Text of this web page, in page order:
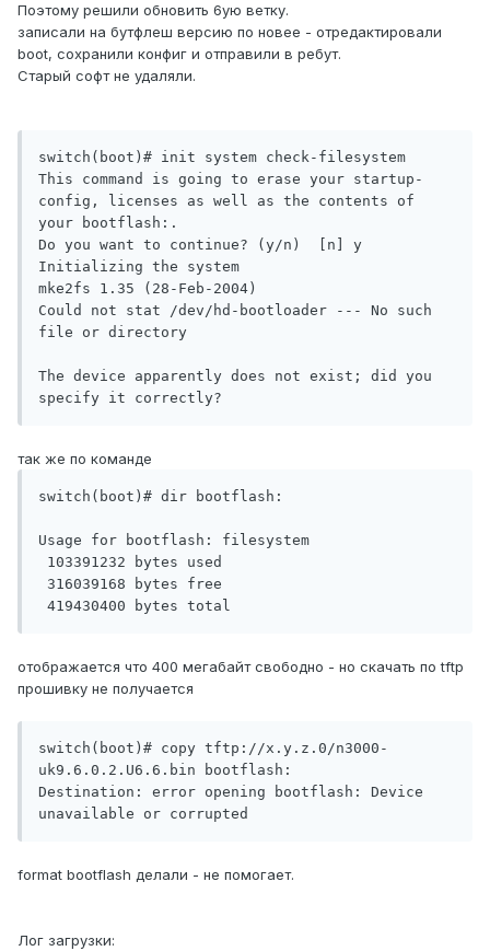
Поэтому решили обновить 6ую ветку.
записали на бутфлеш версию по новее - отредактировали
boot, сохранили конфиг и отправили в ребут.
Старый софт не удаляли.
switch(boot)# init system check-filesystem
This command is going to erase your startup-
config, licenses as well as the contents of
your bootflash:.
Do you want to continue? (y/n)  [n] y
Initializing the system
mke2fs 1.35 (28-Feb-2004)
Could not stat /dev/hd-bootloader --- No such
file or directory
The device apparently does not exist; did you
так же по команде
switch(boot)# dir bootflash:
Usage for bootflash: filesystem
отображается что 400 мегабайт свободно - но скачать по tftp
прошивку не получается
switch(boot)# copy tftp://x.y.z.0/n3000-
uk9.6.0.2.U6.6.bin bootflash:
Destination: error opening bootflash: Device
format bootflash делали - не помогает.
Лог загрузки: